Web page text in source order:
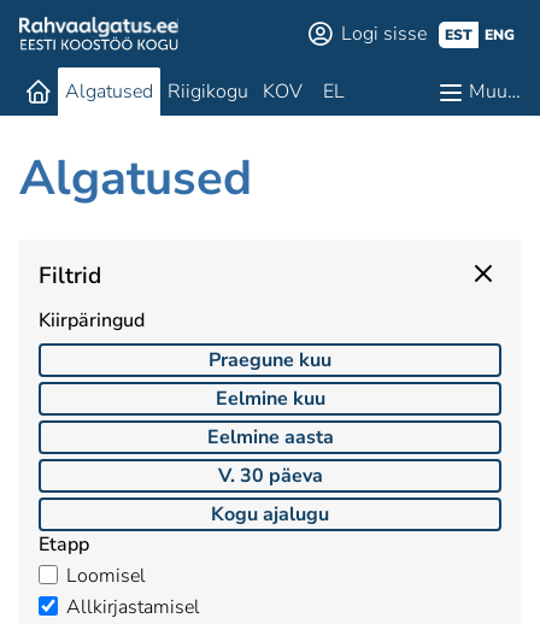
Logi sisse EST ENG
Algatused Riigikogu KOV EL Muu…
Algatused
Filtrid
Kiirpäringud
Praegune kuu
Eelmine kuu
Eelmine aasta
V. 30 päeva
Kogu ajalugu
Etapp
Loomisel
Allkirjastamisel